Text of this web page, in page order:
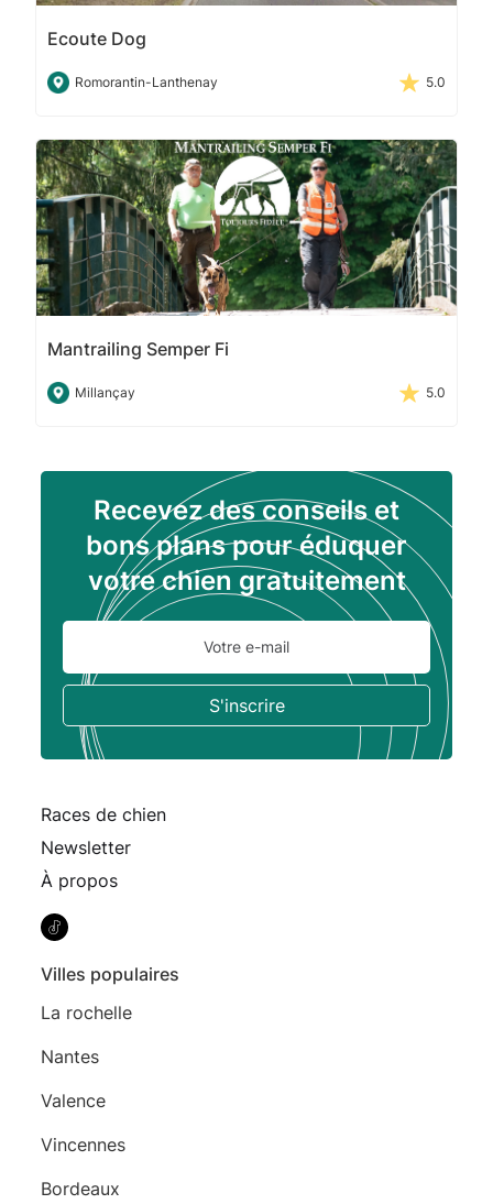
Ecoute Dog
Romorantin-Lanthenay 5.0
Mantrailing Semper Fi
Millançay 5.0
Recevez des conseils et
bons plans pour éduquer
votre chien gratuitement
Races de chien
Newsletter
À propos
Villes populaires
La rochelle
Nantes
Valence
Vincennes
Bordeaux